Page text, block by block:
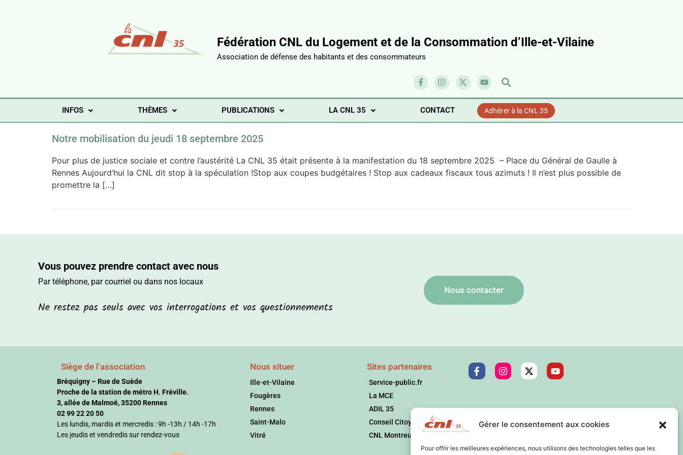
Gérer le consentement aux cookies
Pour offrir les meilleures expériences, nous utilisons des technologies telles que les
Fédération CNL du Logement et de la Consommation d’Ille-et-Vilaine
Association de défense des habitants et des consommateurs
INFOS THÈMES PUBLICATIONS LA CNL 35 CONTACT Adhérer à la CNL 35
Notre mobilisation du jeudi 18 septembre 2025
Pour plus de justice sociale et contre l’austérité La CNL 35 était présente à la manifestation du 18 septembre 2025 – Place du Général de Gaulle à
Rennes Aujourd’hui la CNL dit stop à la spéculation !Stop aux coupes budgétaires ! Stop aux cadeaux fiscaux tous azimuts ! Il n’est plus possible de
promettre la […]
Vous pouvez prendre contact avec nous
Par téléphone, par courriel ou dans nos locaux
Ne restez pas seuls avec vos interrogations et vos questionnements
Nous contacter
Siège de l’association
Bréquigny – Rue de Suède
Proche de la station de métro H. Fréville.
3, allée de Malmoë, 35200 Rennes
02 99 22 20 50
Les lundis, mardis et mercredis : 9h -13h / 14h -17h
Les jeudis et vendredis sur rendez-vous
Nous situer
Ille-et-Vilaine
Fougères
Rennes
Saint-Malo
Vitré
Sites partenaires
Service-public.fr
La MCE
ADIL 35
Conseil Citoyen
CNL Montreuil